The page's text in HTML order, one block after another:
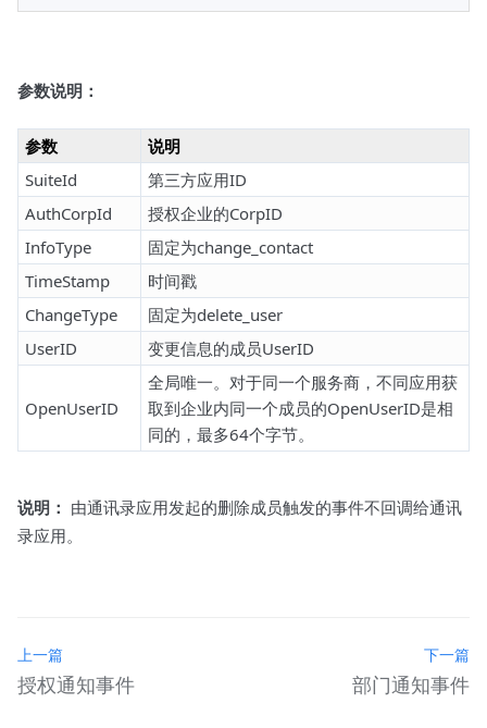
参数说明：
参数
说明
SuiteId
第三方应用ID
AuthCorpId
授权企业的CorpID
InfoType
固定为change_contact
TimeStamp
时间戳
ChangeType
固定为delete_user
UserID
变更信息的成员UserID
OpenUserID
全局唯一。对于同一个服务商，不同应用获
取到企业内同一个成员的OpenUserID是相
同的，最多64个字节。
说明： 由通讯录应用发起的删除成员触发的事件不回调给通讯
录应用。
上一篇
授权通知事件
下一篇
部门通知事件